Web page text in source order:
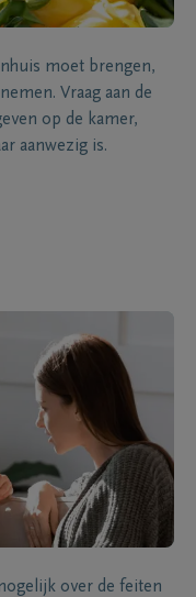
moet brengen,
Vraag aan de
op de kamer,
aanwezig is.
over de feiten